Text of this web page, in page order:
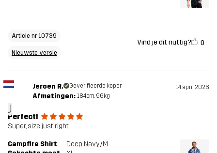
Article nr 10739
Nieuwste versie
Vind je dit nuttig? 0
J
Jeroen R. Geverifieerde koper 14 april 2026
Afmetingen: 184cm, 96kg
Perfect!
Super, size just right
Campfire Shirt
Deep Navy/Multi